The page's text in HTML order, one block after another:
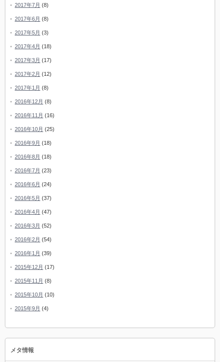
2017年7月 (8)
2017年6月 (8)
2017年5月 (3)
2017年4月 (18)
2017年3月 (17)
2017年2月 (12)
2017年1月 (8)
2016年12月 (8)
2016年11月 (16)
2016年10月 (25)
2016年9月 (18)
2016年8月 (18)
2016年7月 (23)
2016年6月 (24)
2016年5月 (37)
2016年4月 (47)
2016年3月 (52)
2016年2月 (54)
2016年1月 (39)
2015年12月 (17)
2015年11月 (8)
2015年10月 (10)
2015年9月 (4)
メタ情報